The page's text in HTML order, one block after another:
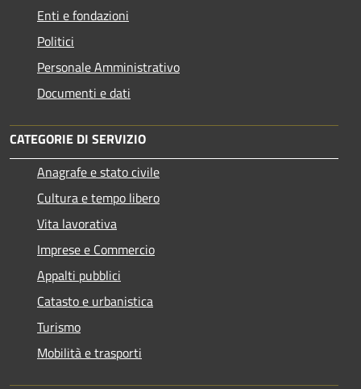
Enti e fondazioni
Politici
Personale Amministrativo
Documenti e dati
CATEGORIE DI SERVIZIO
Anagrafe e stato civile
Cultura e tempo libero
Vita lavorativa
Imprese e Commercio
Appalti pubblici
Catasto e urbanistica
Turismo
Mobilità e trasporti